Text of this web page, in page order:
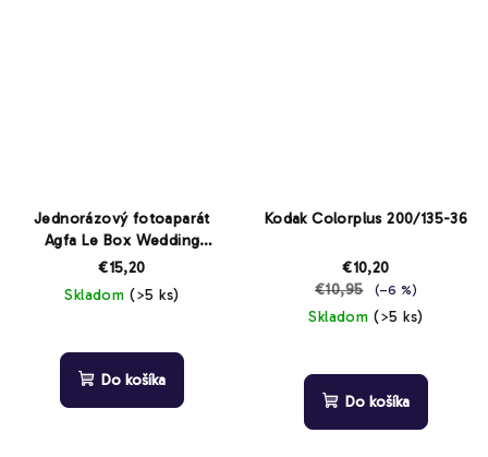
Jednorázový fotoaparát
Agfa Le Box Wedding
400/27
€15,20
Skladom (>5 ks)
hodnotenie
produktu
Do košíka
Kodak Colorplus 200/135-36
€10,20
€10,95
(–6 %)
Skladom (>5 ks)
hodnotenie
produktu
Do košíka